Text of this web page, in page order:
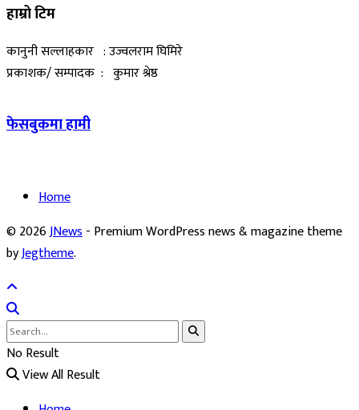
हाम्रो टिम
कानुनी सल्लाहकार : उज्वलराम घिमिरे
प्रकाशक/ सम्पादक : कुमार श्रेष्ठ
फेसबुकमा हामी
Home
© 2026JNews- Premium WordPress news & magazine theme
byJegtheme.
No Result
View All Result